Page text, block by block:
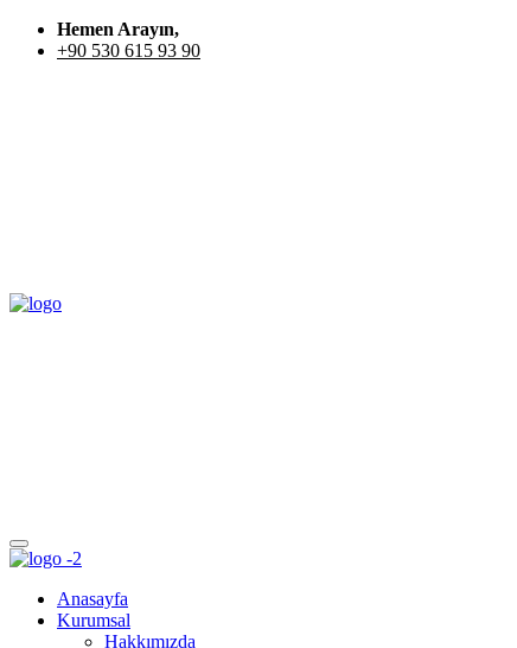
Hemen Arayın,
+90 530 615 93 90
Anasayfa
Kurumsal
Hakkımızda